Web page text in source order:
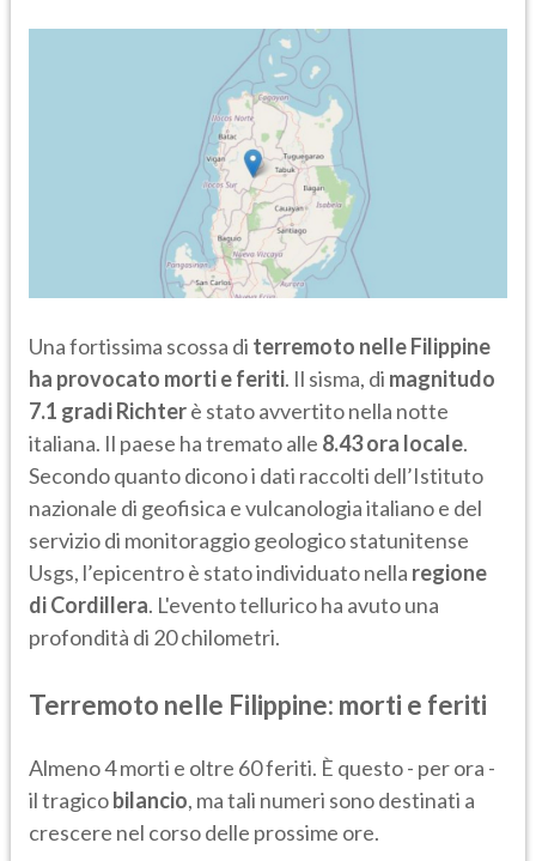
Una fortissima scossa di terremoto nelle Filippine
ha provocato morti e feriti. Il sisma, di magnitudo
7.1 gradi Richterè stato avvertito nella notte
italiana. Il paese ha tremato alle 8.43 ora locale.
Secondo quanto dicono i dati raccolti dell’Istituto
nazionale di geofisica e vulcanologia italiano e del
servizio di monitoraggio geologico statunitense
Usgs, l’epicentro è stato individuato nella regione
di Cordillera. L'evento tellurico ha avuto una
profondità di 20 chilometri.
Terremoto nelle Filippine: morti e feriti
Almeno 4 morti e oltre 60 feriti. È questo - per ora -
il tragicobilancio, ma tali numeri sono destinati a
crescere nel corso delle prossime ore.